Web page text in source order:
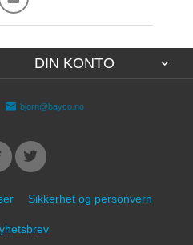
DIN KONTO
bjorn@bayco.no
Sikkerhet og personvern